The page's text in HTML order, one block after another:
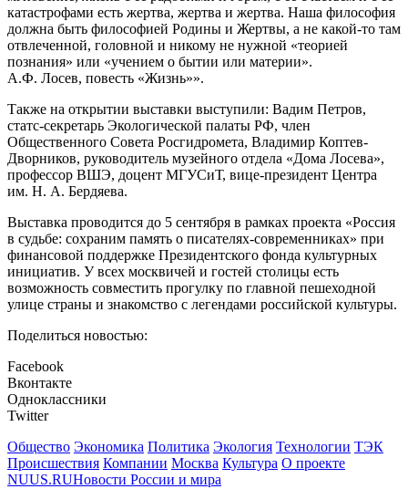
катастрофами есть жертва, жертва и жертва. Наша философия
должна быть философией Родины и Жертвы, а не какой-то там
отвлеченной, головной и никому не нужной «теорией
познания» или «учением о бытии или материи».
А.Ф. Лосев, повесть «Жизнь»».
Также на открытии выставки выступили: Вадим Петров,
статс-секретарь Экологической палаты РФ, член
Общественного Совета Росгидромета, Владимир Коптев-
Дворников, руководитель музейного отдела «Дома Лосева»,
профессор ВШЭ, доцент МГУСиТ, вице-президент Центра
им. Н. А. Бердяева.
Выставка проводится до 5 сентября в рамках проекта «Россия
в судьбе: сохраним память о писателях-современниках» при
финансовой поддержке Президентского фонда культурных
инициатив. У всех москвичей и гостей столицы есть
возможность совместить прогулку по главной пешеходной
улице страны и знакомство с легендами российской культуры.
Поделиться новостью:
Facebook
Вконтакте
Одноклассники
Twitter
Общество Экономика Политика Экология Технологии ТЭК
Происшествия Компании Москва Культура О проекте
NUUS.RUНовости России и мира